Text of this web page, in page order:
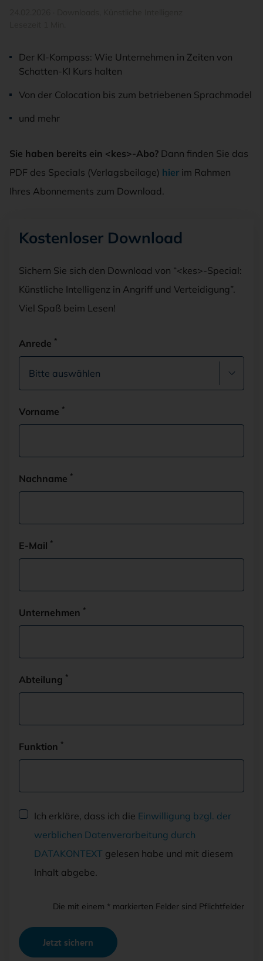
Der KI-Kompass: Wie Unternehmen in Zeiten von
Schatten-KI Kurs halten
Von der Colocation bis zum betriebenen Sprachmodel
und mehr
Sie haben bereits ein <kes>-Abo? Dann finden Sie das
PDF des Specials (Verlagsbeilage) hier im Rahmen
Ihres Abonnements zum Download.
Kostenloser Download
Sichern Sie sich den Download von “<kes>-Special:
Künstliche Intelligenz in Angriff und Verteidigung”.
Viel Spaß beim Lesen!
Anrede *
Vorname *
Nachname *
E-Mail *
Unternehmen *
Abteilung *
Funktion *
Dieses Feld NICHT ausfüllen
Ich erkläre, dass ich die Einwilligung bzgl. der
werblichen Datenverarbeitung durch
DATAKONTEXT gelesen habe und mit diesem
Inhalt abgebe.
Die mit einem * markierten Felder sind Pflichtfelder
Jetzt sichern